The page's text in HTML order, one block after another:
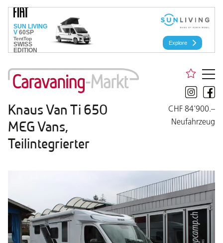
Knaus Van Ti 650
MEG Vans,
Teilintegrierter
CHF 84'900.–
Neufahrzeug